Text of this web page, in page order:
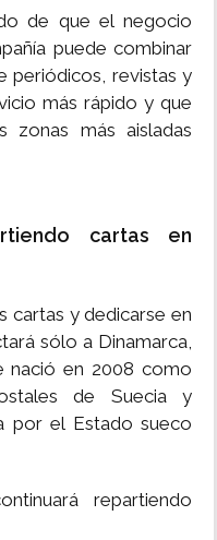
de que el negocio
puede combinar
periódicos, revistas y
más rápido y que
más aisladas
cartas en
cartas y dedicarse en
sólo a Dinamarca,
nació en 2008 como
de Suecia y
por el Estado sueco
repartiendo